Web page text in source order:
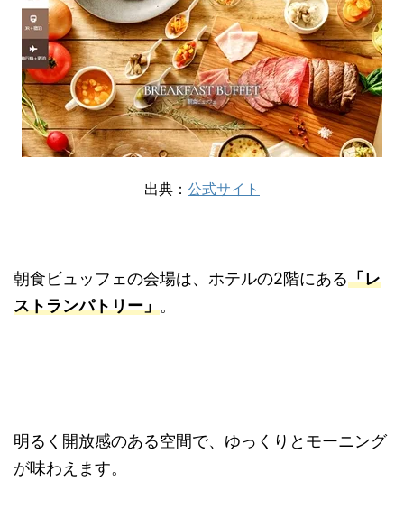
出典： 公式サイト
朝食ビュッフェの会場は、ホテルの2階にある「レ
ストランパトリー」。
明るく開放感のある空間で、ゆっくりとモーニング
が味わえます。